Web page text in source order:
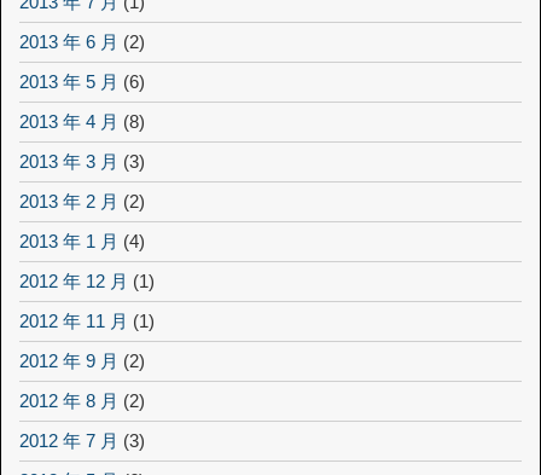
2013 年 6 月 (2)
2013 年 5 月 (6)
2013 年 4 月 (8)
2013 年 3 月 (3)
2013 年 2 月 (2)
2013 年 1 月 (4)
2012 年 12 月 (1)
2012 年 11 月 (1)
2012 年 9 月 (2)
2012 年 8 月 (2)
2012 年 7 月 (3)